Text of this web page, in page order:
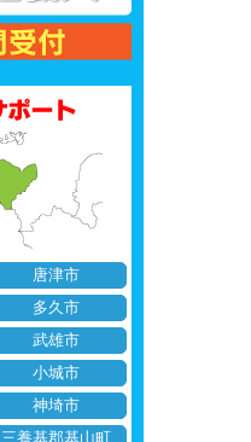
唐津市
多久市
武雄市
小城市
神埼市